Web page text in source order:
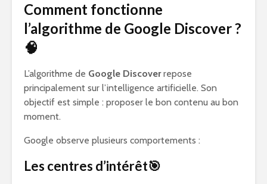
Comment fonctionne
l’algorithme de Google Discover ?
🧠
L’algorithme de Google Discoverrepose
principalement sur l’intelligence artificielle. Son
objectif est simple : proposer le bon contenu au bon
moment.
Google observe plusieurs comportements :
Les centres d’intérêt🎯